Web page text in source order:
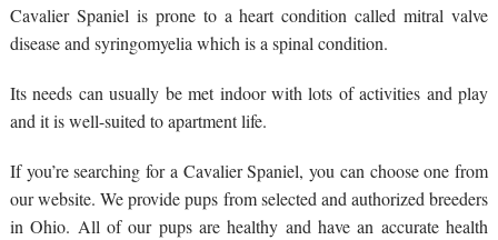
Cavalier Spaniel is prone to a heart condition called mitral valve
disease and syringomyelia which is a spinal condition.
Its needs can usually be met indoor with lots of activities and play
and it is well-suited to apartment life.
If you’re searching for a Cavalier Spaniel, you can choose one from
our website. We provide pups from selected and authorized breeders
in Ohio. All of our pups are healthy and have an accurate health